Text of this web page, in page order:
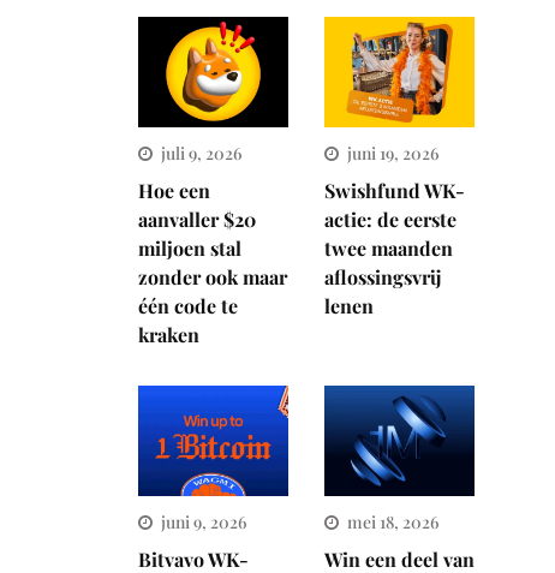
juli 9, 2026
Hoe een
aanvaller $20
miljoen stal
zonder ook maar
één code te
kraken
juni 19, 2026
Swishfund WK-
actie: de eerste
twee maanden
aflossingsvrij
lenen
juni 9, 2026
Bitvavo WK-
mei 18, 2026
Win een deel van